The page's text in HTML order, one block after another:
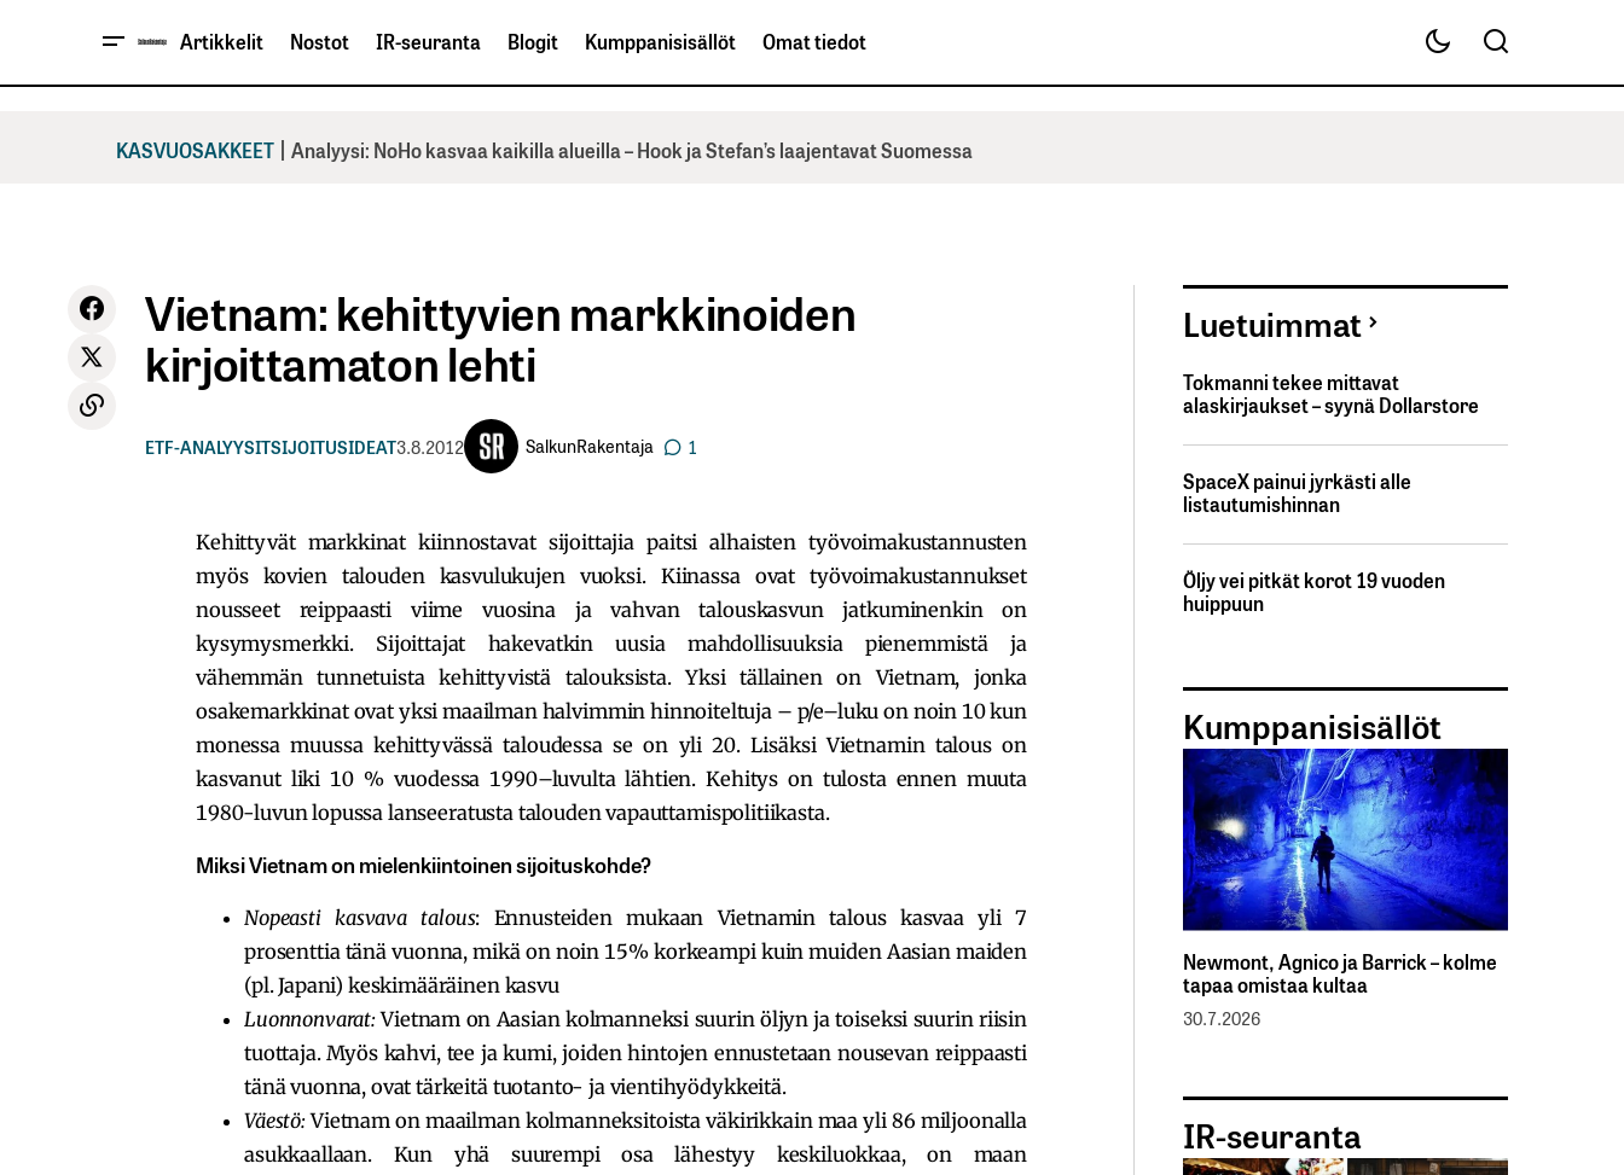
Artikkelit Nostot IR-seuranta Blogit Kumppanisisällöt Omat tiedot
KASVUOSAKKEET | Analyysi: NoHo kasvaa kaikilla alueilla – Hook ja Stefan’s laajentavat Suomessa
Vietnam: kehittyvien markkinoiden
kirjoittamaton lehti
ETF-ANALYYSITSIJOITUSIDEAT3.8.2012 SalkunRakentaja 1
Kehittyvät markkinat kiinnostavat sijoittajia paitsi alhaisten työvoimakustannusten
myös kovien talouden kasvulukujen vuoksi. Kiinassa ovat työvoimakustannukset
nousseet reippaasti viime vuosina ja vahvan talouskasvun jatkuminenkin on
kysymysmerkki. Sijoittajat hakevatkin uusia mahdollisuuksia pienemmistä ja
vähemmän tunnetuista kehittyvistä talouksista. Yksi tällainen on Vietnam, jonka
osakemarkkinat ovat yksi maailman halvimmin hinnoiteltuja – p/e–luku on noin 10 kun
monessa muussa kehittyvässä taloudessa se on yli 20. Lisäksi Vietnamin talous on
kasvanut liki 10 % vuodessa 1990–luvulta lähtien. Kehitys on tulosta ennen muuta
1980-luvun lopussa lanseeratusta talouden vapauttamispolitiikasta.
Miksi Vietnam on mielenkiintoinen sijoituskohde?
Nopeasti kasvava talous: Ennusteiden mukaan Vietnamin talous kasvaa yli 7
prosenttia tänä vuonna, mikä on noin 15% korkeampi kuin muiden Aasian maiden
(pl. Japani) keskimääräinen kasvu
Luonnonvarat:Vietnam on Aasian kolmanneksi suurin öljyn ja toiseksi suurin riisin
tuottaja. Myös kahvi, tee ja kumi, joiden hintojen ennustetaan nousevan reippaasti
tänä vuonna, ovat tärkeitä tuotanto- ja vientihyödykkeitä.
Väestö:Vietnam on maailman kolmanneksitoista väkirikkain maa yli 86 miljoonalla
asukkaallaan. Kun yhä suurempi osa lähestyy keskiluokkaa, on maan
Luetuimmat
Tokmanni tekee mittavat
alaskirjaukset – syynä Dollarstore
SpaceX painui jyrkästi alle
listautumishinnan
Öljy vei pitkät korot 19 vuoden
huippuun
Kumppanisisällöt
Newmont, Agnico ja Barrick – kolme
tapaa omistaa kultaa
30.7.2026
IR-seuranta